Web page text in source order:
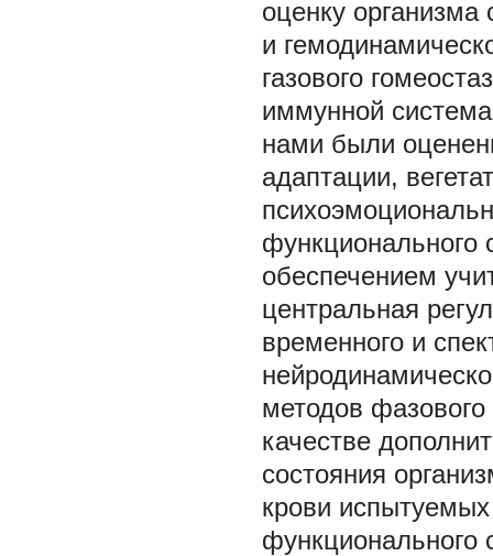
оценку
и
газового
иммунной
нами были
адаптации,
функционального
обеспечением
центральная
временного и
методов
качестве
состояния
крови
функционального